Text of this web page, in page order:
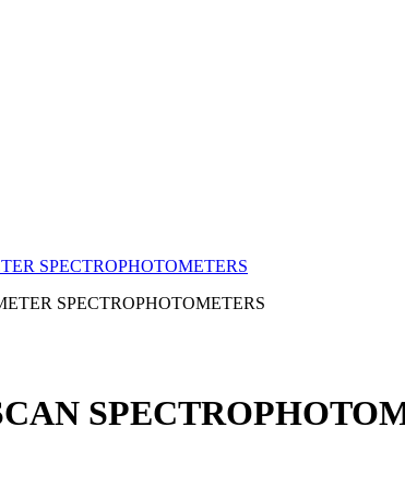
SPECTROPHOTOMETERS